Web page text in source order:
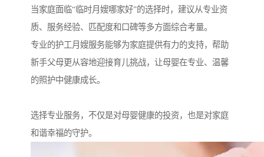
当家庭面临“临时月嫂哪家好”的选择时，建议从专业资
质、服务经验、匹配度和口碑等多方面综合考量。
专业的护工月嫂服务能够为家庭提供有力的支持，帮助
新手父母更从容地迎接育儿挑战，让母婴在专业、温馨
的照护中健康成长。
选择专业服务，不仅是对母婴健康的投资，也是对家庭
和谐幸福的守护。